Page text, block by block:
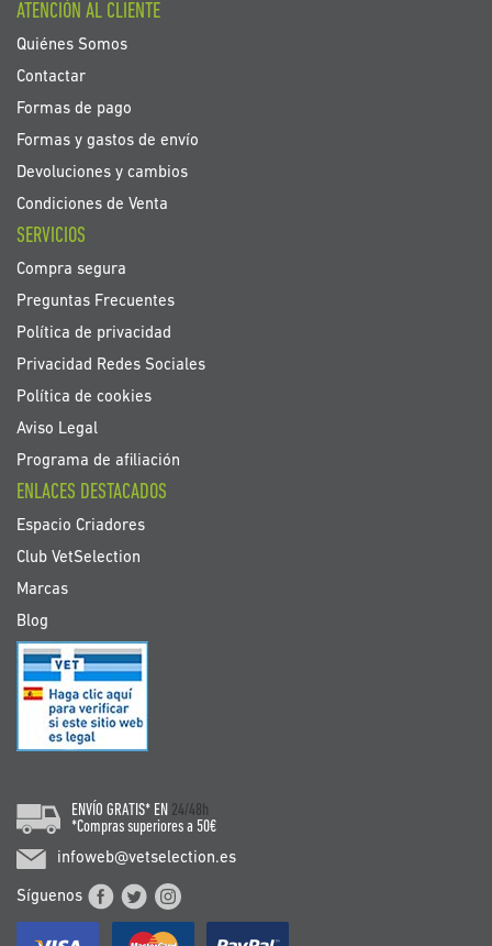
de
noticias:
ATENCIÓN AL CLIENTE
Quiénes Somos
Contactar
Formas de pago
Formas y gastos de envío
Devoluciones y cambios
Condiciones de Venta
SERVICIOS
Compra segura
Preguntas Frecuentes
Política de privacidad
Privacidad Redes Sociales
Política de cookies
Aviso Legal
Programa de afiliación
ENLACES DESTACADOS
Espacio Criadores
Club VetSelection
Marcas
Blog
ENVÍO GRATIS* EN 24/48h
*Compras superiores a 50€
infoweb@vetselection.es
Síguenos